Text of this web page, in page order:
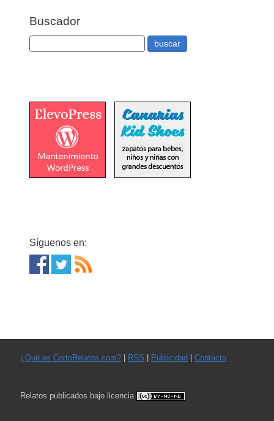
Buscador
Síguenos en:
¿Qué es CortoRelatos.com?| RSS Publicidad Contacto
Relatos publicados bajo licencia